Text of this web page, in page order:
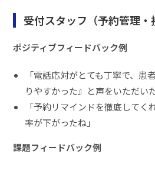
受付スタッフ（予約管理・
ポジティブフィードバック例
「電話応対がとても丁寧で、患
りやすかった』と声をいただいた
「予約リマインドを徹底して
率が下がったね」
課題フィードバック例